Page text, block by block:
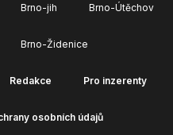
Brno-jih Brno-Útěchov
Brno-Židenice
Redakce Pro inzerenty
osobních údajů